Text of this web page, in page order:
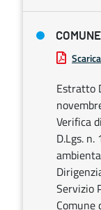
Scarica
Estratto
Verifica
D.Lgs.
Servizio
Comune